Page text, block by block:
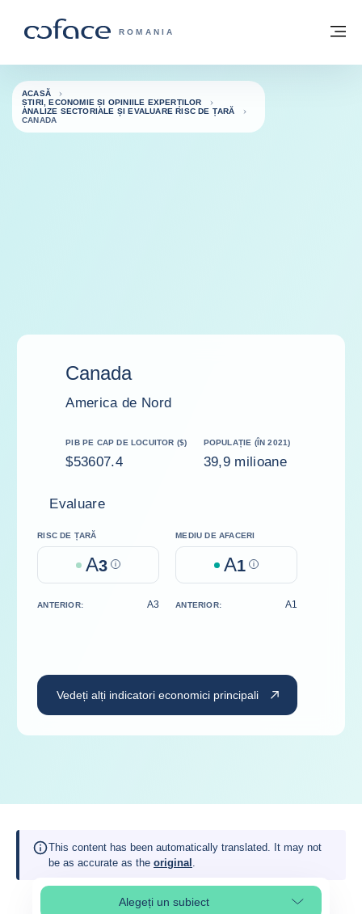
COFACE FOR TRADE - WEBSITE GRUP
ROMANIA
Înapoi la pagina de start
ACASĂ
ȘTIRI, ECONOMIE ȘI OPINIILE EXPERȚILOR
ANALIZE SECTORIALE ȘI EVALUARE RISC DE ȚARĂ
CANADA
Canada
America de Nord
PIB PE CAP DE LOCUITOR ($)
$53607.4
POPULAȚIE (ÎN 2021)
39,9 milioane
Evaluare
RISC DE ȚARĂ
A3 Help
MEDIU DE AFACERI
A1 Help
ANTERIOR: A3 ANTERIOR: A1
Vedeți alți indicatori economici principali
This content has been automatically translated. It may not
be as accurate as the original .
Alegeți un subiectSelect page section